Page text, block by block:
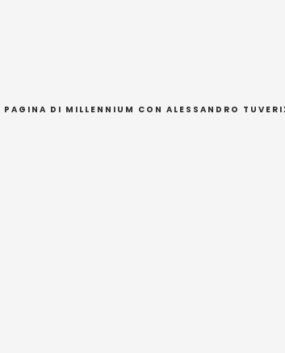
PAGINA DI MILLENNIUM CON ALESSANDRO